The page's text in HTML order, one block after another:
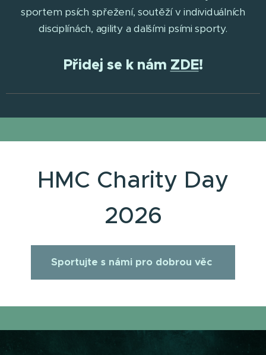
sportem psích spřežení, soutěží v individuálních
disciplínách, agility a dalšími psími sporty.
Přidej se k nám ZDE!
HMC Charity Day
2026
Sportujte s námi pro dobrou věc